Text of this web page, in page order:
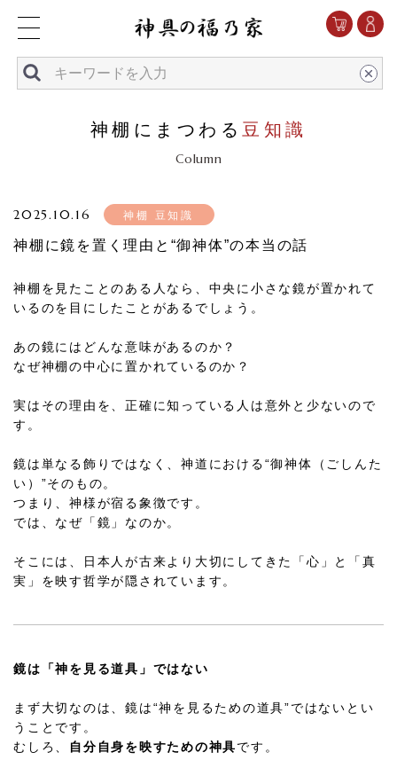
神棚にまつわる 豆知識
Column
2025.10.16 神棚 豆知識
神棚に鏡を置く理由と“御神体”の本当の話
神棚を見たことのある人なら、中央に小さな鏡が置かれて
いるのを目にしたことがあるでしょう。
あの鏡にはどんな意味があるのか？
なぜ神棚の中心に置かれているのか？
実はその理由を、正確に知っている人は意外と少ないので
す。
鏡は単なる飾りではなく、神道における“御神体（ごしんた
い）”そのもの。
つまり、神様が宿る象徴です。
では、なぜ「鏡」なのか。
そこには、日本人が古来より大切にしてきた「心」と「真
実」を映す哲学が隠されています。
鏡は「神を見る道具」ではない
まず大切なのは、鏡は“神を見るための道具”ではないとい
うことです。
むしろ、
自分自身を映すための神具です。